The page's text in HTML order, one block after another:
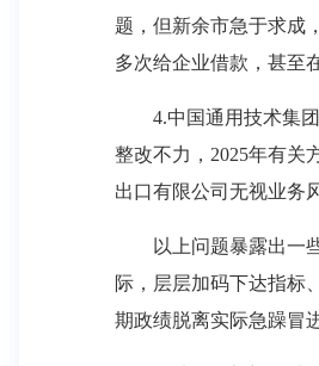
题，但新余市急于求成
多次给企业借款，甚至
4.中国通用技术集团
整改不力，2025年有关
出口有限公司无视业务
以上问题暴露出一些
际，层层加码下达指标
期政绩脱离实际急躁冒